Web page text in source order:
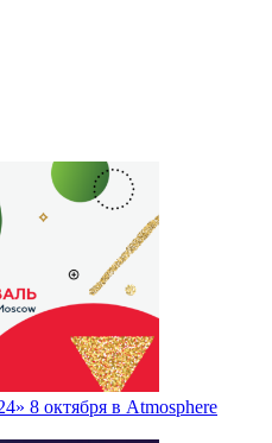
8 октября в Atmosphere